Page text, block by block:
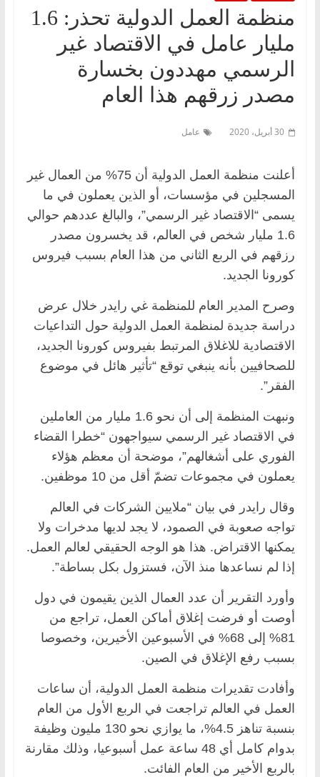
منظمة العمل الدولية تحذر: 1.6
مليار عامل في الاقتصاد غير
الرسمي مهددون بخسارة
مصدر زرقهم هذا العام
30 أبريل، 2020 عامل
أعلنت منظمة العمل الدولية أن 75% من العمال غير
المسجلين في مؤسسات، أو الذين يعملون في ما
يسمى “الاقتصاد غير الرسمي”، والبالغ عددهم حوالي
1.6 مليار شخص في العالم، قد يخسرون مصدر
رزقهم في الربع الثاني من هذا العام بسبب فيروس
كورونا الجديد.
وصرح المدير العام للمنظمة غي رايدر خلال عرض
دراسة جديدة لمنظمة العمل الدولية حول التداعيات
الاقتصادية للاغلاق المرتبط بفيروس كورونا الجديد،
للصحافيين بأنه ينبغي توقع “تأثير هائل في موضوع
الفقر”.
ونبهت المنظمة إلى أن نحو 1.6 مليار من العاملين
في الاقتصاد غير الرسمي سيواجهون “خطرا القضاء
الفوري على أشغالهم”، موضحة أن معظم هؤلاء
يعملون في مجموعات تضمّ أقل من 10 موظفين.
وقال رايدر في بيان “ملايين الشركات في العالم
تواجه صعوبة في الصمود، لا يجد لديها مدخرات ولا
يمكنها الاقتراض. هذا هو الوجه الحقيقي لعالم العمل.
إذا لم نساعدها منذ الآن، فستزول بكل بساطة”.
وأورد التقرير أن عدد العمال الذين يقيمون في دول
أوصت أو فرضت إغلاق أماكن العمل، تراجع من
81% إلى 68% في الأسبوعين الأخيرين، وخصوصا
بسبب رفع الإغلاق في الصين.
وأفادت تقديرات منظمة العمل الدولية، أن ساعات
العمل في العالم تراجعت في الربع الأول من العام
بنسبة تناهز 4.5%، ما يوازي نحو 130 مليون وظيفة
بدوام كامل أي 48 ساعة عمل أسبوعيا، وذلك مقارنة
بالربع الأخير من العام الفائت.